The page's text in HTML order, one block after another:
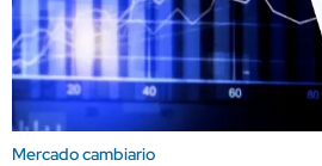
Mercado cambiario